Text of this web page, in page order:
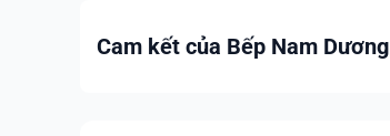
Cam kết của Bếp Nam Dương